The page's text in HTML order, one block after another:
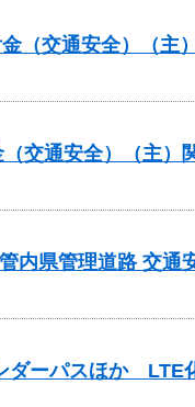
（交通安全）（
交通安全）（主
県管理道路 交通
ーパスほか LTE